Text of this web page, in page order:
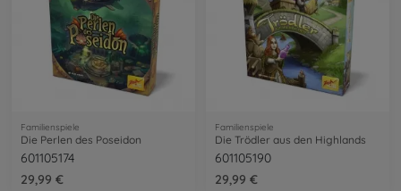
Familienspiele
Die Perlen des Poseidon
601105174
29,99 €
Familienspiele
Die Trödler aus den Highlands
601105190
29,99 €